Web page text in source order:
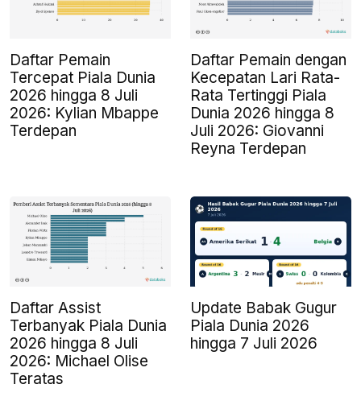
Daftar Pemain
Tercepat Piala Dunia
2026 hingga 8 Juli
2026: Kylian Mbappe
Terdepan
Daftar Pemain dengan
Kecepatan Lari Rata-
Rata Tertinggi Piala
Dunia 2026 hingga 8
Juli 2026: Giovanni
Reyna Terdepan
Daftar Assist
Terbanyak Piala Dunia
2026 hingga 8 Juli
2026: Michael Olise
Teratas
Update Babak Gugur
Piala Dunia 2026
hingga 7 Juli 2026